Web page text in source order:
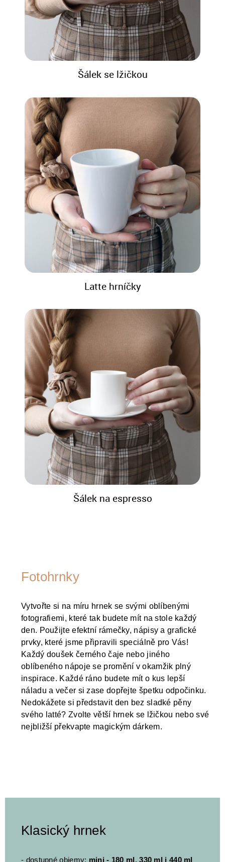
Šálek se lžičkou
Latte hrníčky
Šálek na espresso
Fotohrnky
Vytvořte si na míru hrnek se svými oblíbenými
fotografiemi, které tak budete mít na stole každý
den. Použijte efektní rámečky, nápisy a grafické
prvky, které jsme připravili speciálně pro Vás!
Každý doušek černého čaje nebo jiného
oblíbeného nápoje se promění v okamžik plný
inspirace. Každé ráno budete mít o kus lepší
náladu a večer si zase dopřejte špetku odpočinku.
Nedokážete si představit den bez sladké pěny
svého latté? Zvolte větší hrnek se lžičkou nebo své
nejbližší překvapte magickým dárkem.
Klasický hrnek
- dostupné objemy: mini - 180 ml, 330 ml i 440 ml